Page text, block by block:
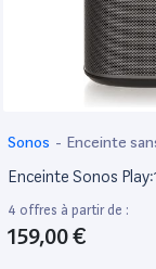
hifi Sonos
possible dans
Sonos - Enceinte
Enceinte Sonos
4 offres à partir de :
159,00 €